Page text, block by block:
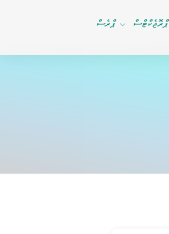
ޕްރޮޖެކްޓްސް ޕްރެސް